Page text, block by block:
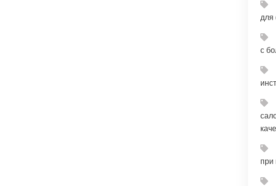
для
с
при